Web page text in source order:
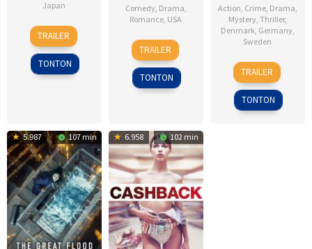
Japan
28
Jul
2017
Sho
Tsukikawa
TRAILER
TONTON
Comedy, Drama,
Romance, USA
6
Feb
2009
Ken
Kwapis
TRAILER
TONTON
Action, Crime, Drama,
Mystery, Thriller,
Denmark, Germany,
Sweden
18
Sep
2009
Daniel
Alfredson
TRAILER
TONTON
5.987 107 min 6.958 102 min